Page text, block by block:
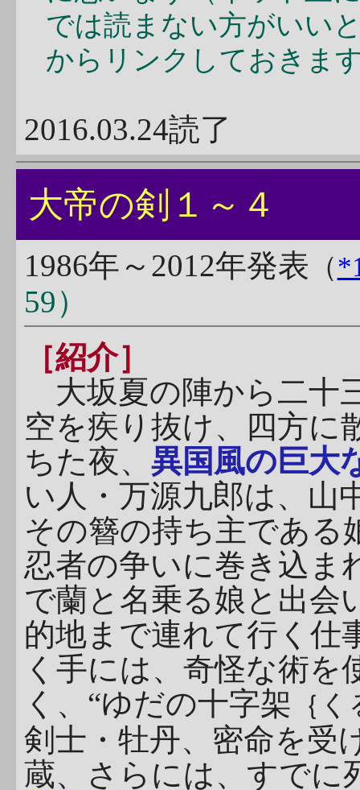
では読まない方がいい
からリンクしておきま
2016.03.24読了
大帝の剣１～４
1986年～2012年発表 （
59）
［紹介］
大坂夏の陣から二十
空を疾り抜け、四方に
ちた夜、 異国風の巨大
い人・万源九郎は、山
その簪の持ち主である
忍者の争いに巻き込ま
で蘭と名乗る娘と出会
的地まで連れて行く仕
く手には、奇怪な術
く、“ゆだの十字架 ｛
剣士・牡丹、密命を受
蔵、さらには、すでに